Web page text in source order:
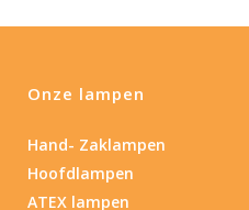
Onze lampen
Hand- Zaklampen
Hoofdlampen
ATEX lampen